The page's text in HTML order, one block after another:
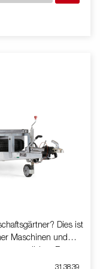
Dies ist
Maschinen und
verstärkter Rampe.
einen sicheren Tritt